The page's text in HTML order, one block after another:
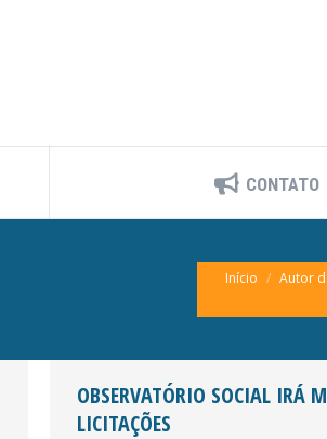
CONTATO
Você está aqui:
Início
Autor
OBSERVATÓRIO SOCIAL IRÁ
LICITAÇÕES